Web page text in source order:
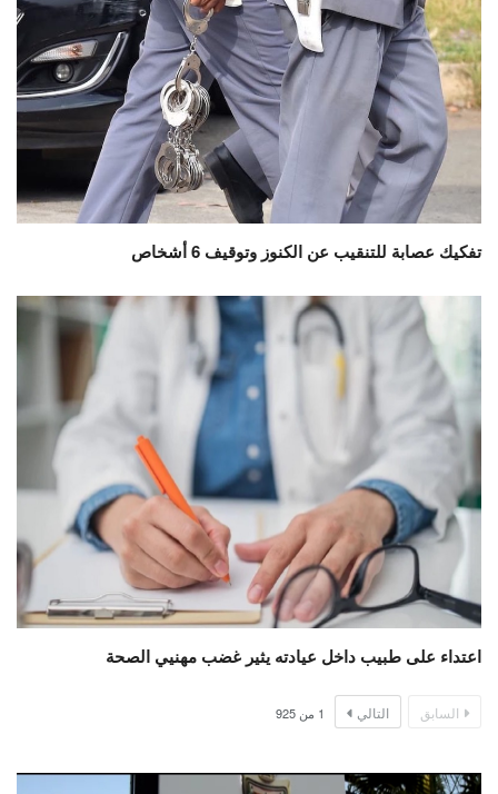
تفكيك عصابة للتنقيب عن الكنوز وتوقيف 6 أشخاص
اعتداء على طبيب داخل عيادته يثير غضب مهنيي الصحة
السابق التالي 1 من 925